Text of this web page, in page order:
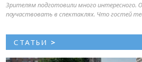
Зрителям подготовили много интересного.
поучаствовать в спектаклях. Что гостей
СТАТЬИ >